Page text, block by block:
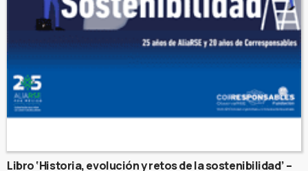
Libro ‘Historia, evolución y retos de la sostenibilidad’ –